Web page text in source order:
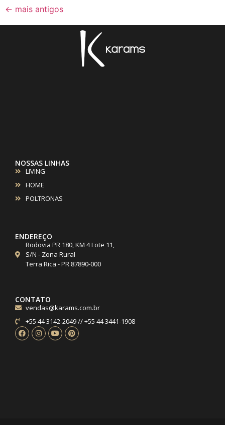
← mais antigos
NOSSAS LINHAS
LIVING
HOME
POLTRONAS
ENDEREÇO
Rodovia PR 180, KM 4 Lote 11,
S/N - Zona Rural
Terra Rica - PR 87890-000
CONTATO
vendas@karams.com.br
+55 44 3142-2049 // +55 44 3441-1908